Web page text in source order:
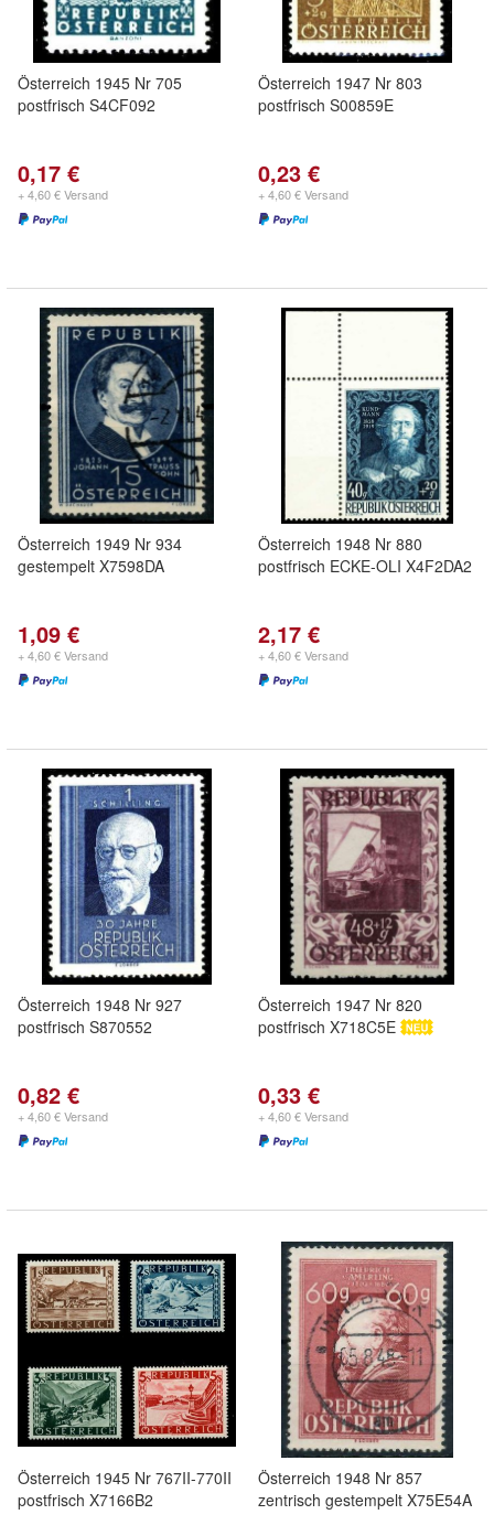
Österreich 1945 Nr 705
postfrisch S4CF092
0,17 €
+ 4,60 € Versand
Österreich 1947 Nr 803
postfrisch S00859E
0,23 €
+ 4,60 € Versand
Österreich 1949 Nr 934
gestempelt X7598DA
1,09 €
+ 4,60 € Versand
Österreich 1948 Nr 880
postfrisch ECKE-OLI X4F2DA2
2,17 €
+ 4,60 € Versand
Österreich 1948 Nr 927
postfrisch S870552
0,82 €
+ 4,60 € Versand
Österreich 1947 Nr 820
postfrisch X718C5E
0,33 €
+ 4,60 € Versand
Österreich 1945 Nr 767II-770II
postfrisch X7166B2
Österreich 1948 Nr 857
zentrisch gestempelt X75E54A